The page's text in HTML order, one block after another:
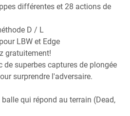
différentes et 28 actions de
D / L
LBW et Edge
gratuitement!
de superbes captures de plongée
surprendre l'adversaire.
balle qui répond au terrain (Dead,